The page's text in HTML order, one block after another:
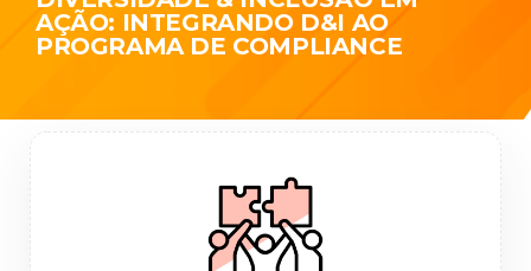
AÇÃO: INTEGRANDO D&I AO
PROGRAMA DE COMPLIANCE